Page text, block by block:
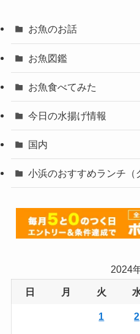
お魚のお話
お魚図鑑
お魚食べてみた
今日の水揚げ情報
国内
小浜のおすすめランチ（
2024
日 月 火
1 2